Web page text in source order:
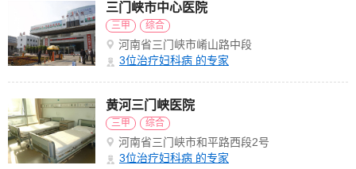
三门峡市中心医院
三甲 综合
河南省三门峡市崤山路中段
3位治疗妇科病 的专家
黄河三门峡医院
三甲 综合
河南省三门峡市和平路西段2号
3位治疗妇科病 的专家